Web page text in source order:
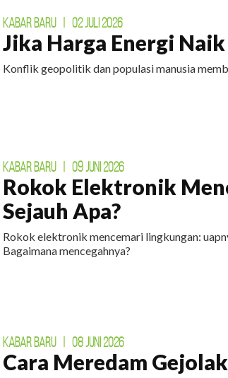
KABAR BARU | 02 JULI 2026
Jika Harga Energi Naik
Konflik geopolitik dan populasi manusia
KABAR BARU | 09 JUNI 2026
Rokok Elektronik
Sejauh Apa?
Rokok elektronik mencemari lingkungan:
Bagaimana mencegahnya?
KABAR BARU | 08 JUNI 2026
Cara Meredam